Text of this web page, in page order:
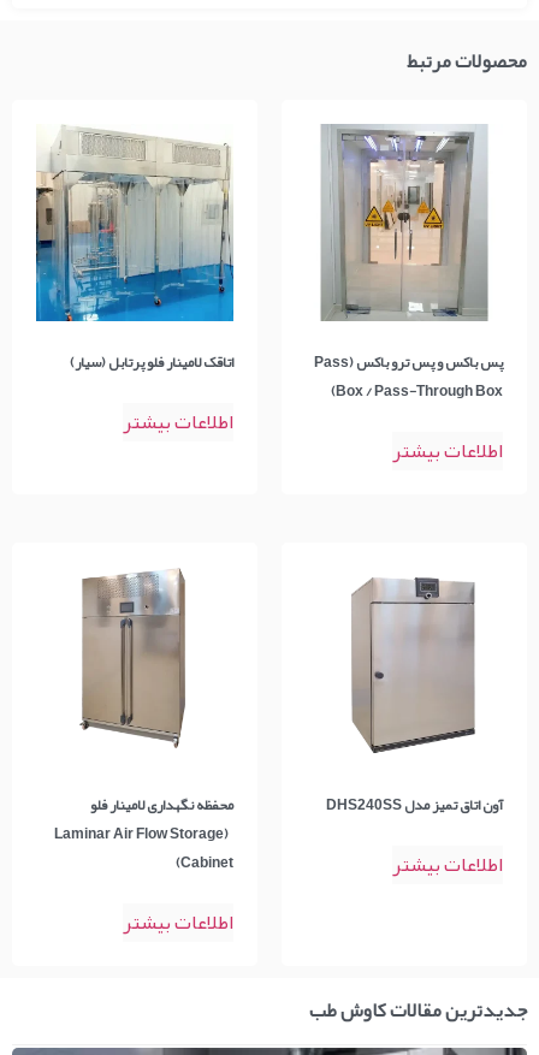
محصولات مرتبط
پس باکس و پس ترو باکس (Pass
Box / Pass-Through Box)
اطلاعات بیشتر
اتاقک لامینار فلو پرتابل (سیار)
اطلاعات بیشتر
آون اتاق تمیز مدل DHS240SS
اطلاعات بیشتر
محفظه نگهداری لامینار فلو
(Laminar Air Flow Storage
Cabinet)
اطلاعات بیشتر
جدیدترین مقالات کاوش طب